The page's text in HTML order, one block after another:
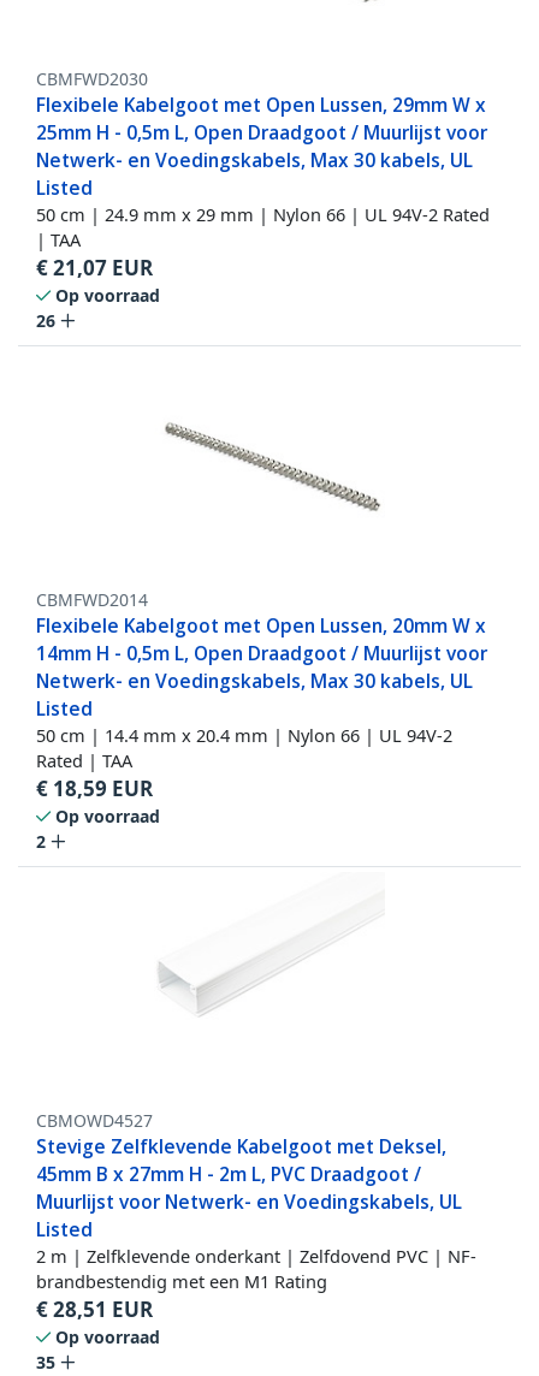
CBMFWD2030
Flexibele Kabelgoot met Open Lussen, 29mm W x
25mm H - 0,5m L, Open Draadgoot / Muurlijst voor
Netwerk- en Voedingskabels, Max 30 kabels, UL
Listed
50 cm | 24.9 mm x 29 mm | Nylon 66 | UL 94V-2 Rated
| TAA
€21,07 EUR
Op voorraad
26
CBMFWD2014
Flexibele Kabelgoot met Open Lussen, 20mm W x
14mm H - 0,5m L, Open Draadgoot / Muurlijst voor
Netwerk- en Voedingskabels, Max 30 kabels, UL
Listed
50 cm | 14.4 mm x 20.4 mm | Nylon 66 | UL 94V-2
Rated | TAA
€ 18,59 EUR
Op voorraad
2
CBMOWD4527
Stevige Zelfklevende Kabelgoot met Deksel,
45mm B x 27mm H - 2m L, PVC Draadgoot /
Muurlijst voor Netwerk- en Voedingskabels, UL
Listed
2 m | Zelfklevende onderkant | Zelfdovend PVC | NF-
brandbestendig met een M1 Rating
€28,51 EUR
Op voorraad
35